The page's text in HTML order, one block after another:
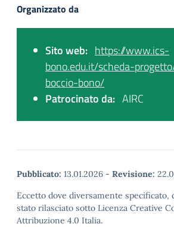
Organizzato da
Sito web: https://www.ics-
bono.edu.it/scheda-
boccio-bono/
Patrocinato da: AIRC
Pubblicato: 13.01.2026 - Revisione:
Eccetto dove diversamente specificato,
stato rilasciato sotto Licenza Creative
Attribuzione 4.0 Italia.